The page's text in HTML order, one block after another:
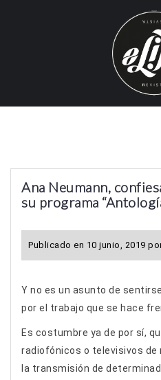
Ana Neumann,
su programa
Publicado en 10 junio, 2019
Y no es un asunto de
por el trabajo que se hace
Es costumbre ya de por sí,
radiofónicos o televisivos de
la transmisión de